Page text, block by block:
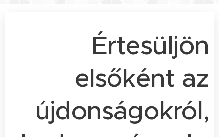
Értesüljön
elsőként az
újdonságokról,